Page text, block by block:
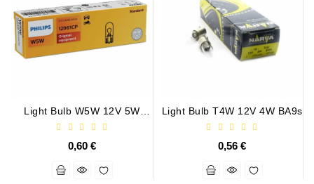
Light Bulb W5W 12V 5W
W2,1x9,5d
0,60 €
Light Bulb T4W 12V 4W BA9s
0,56 €